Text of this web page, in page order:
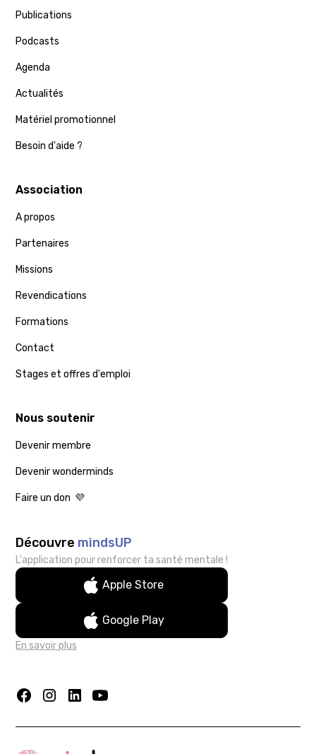
Publications
Podcasts
Agenda
Actualités
Matériel promotionnel
Besoin d'aide ?
Association
A propos
Partenaires
Missions
Revendications
Formations
Contact
Stages et offres d'emploi
Nous soutenir
Devenir membre
Devenir wonderminds
Faire un don 💜
Découvre mindsUP
L'application pour renforcer ta santé mentale !
Apple Store
Google Play
En savoir plus